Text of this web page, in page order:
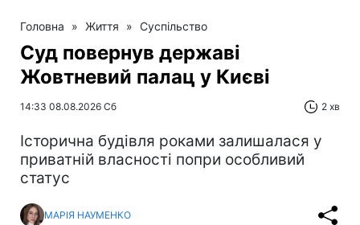
Головна » Життя » Суспільство
Суд повернув державі
Жовтневий палац у Києві
14:33 08.08.2026 Сб 2 хв
Історична будівля роками залишалася у
приватній власності попри особливий
статус
МАРІЯ НАУМЕНКО